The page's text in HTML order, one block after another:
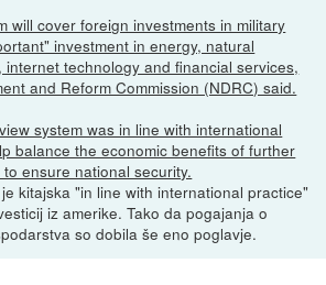
will cover foreign investments in military
investment in energy, natural
technology and financial services,
and Reform Commission (NDRC) said.
system was in line with international
balance the economic benefits of further
ensure national security.
kitajska "in line with international practice"
iz amerike. Tako da pogajanja o
so dobila še eno poglavje.